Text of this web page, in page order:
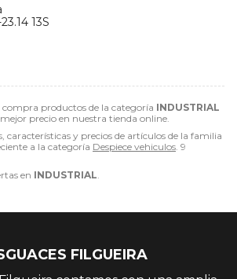
productos de la categoría INDUSTRIAL
precio en nuestra tienda online.
características y precios de artículos de la familia
a la categoría Despiece vehiculos. 9
en INDUSTRIAL.
13S
FILGUEIRA